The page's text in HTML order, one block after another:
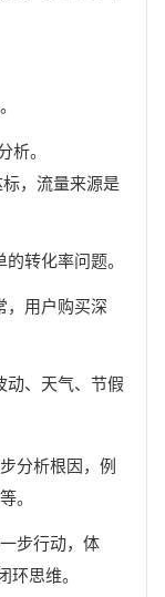
析。
，流量来源是
转化率问题。
，用户购买深
动、天气、节假
分析根因，例
。
步行动，体
思维。